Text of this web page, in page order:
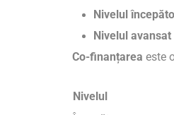
Nivelul
Nivelul avansat
Co-finanțarea este
Nivelul